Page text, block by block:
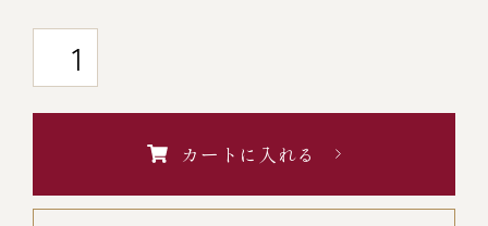
￥5,000～￥9,999
￥15,000～￥19,999
カートに入れる